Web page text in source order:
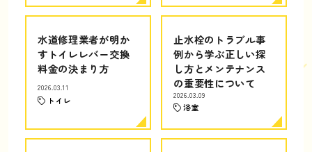
水道修理業者が明か
すトイレレバー交換
料金の決まり方
2026.03.11
トイレ
止水栓のトラブル事
例から学ぶ正しい探
し方とメンテナンス
の重要性について
2026.03.09
浴室